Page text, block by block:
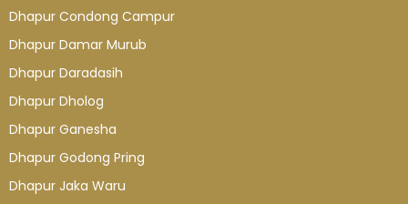
Dhapur Condong Campur
Dhapur Damar Murub
Dhapur Daradasih
Dhapur Dholog
Dhapur Ganesha
Dhapur Godong Pring
Dhapur Jaka Waru